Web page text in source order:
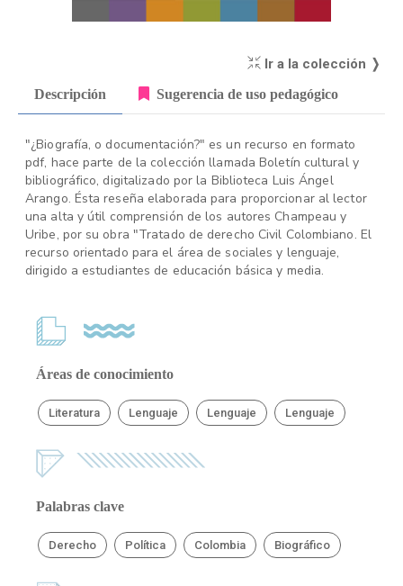
Ir a la colección ❭
Descripción Sugerencia de uso pedagógico
"¿Biografía, o documentación?" es un recurso en formato
pdf, hace parte de la colección llamada Boletín cultural y
bibliográfico, digitalizado por la Biblioteca Luis Ángel
Arango. Ésta reseña elaborada para proporcionar al lector
una alta y útil comprensión de los autores Champeau y
Uribe, por su obra "Tratado de derecho Civil Colombiano. El
recurso orientado para el área de sociales y lenguaje,
dirigido a estudiantes de educación básica y media.
Áreas de conocimiento
Literatura Lenguaje Lenguaje Lenguaje
Palabras clave
Derecho Política Colombia Biográfico